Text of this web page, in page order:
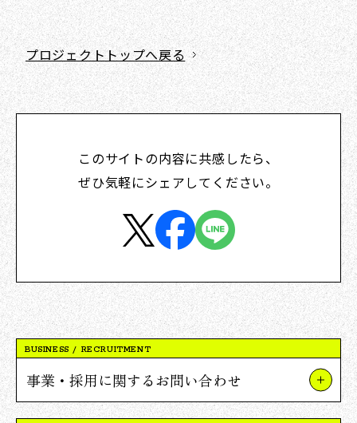
プロジェクトトップへ戻る
このサイトの内容に共感したら、
ぜひ気軽にシェアしてください。
BUSINESS / RECRUITMENT
事業・採用に関するお問い合わせ
事業やプロジェクトについて